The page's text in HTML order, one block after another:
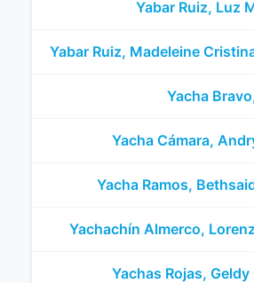
Yabar Ruiz, Luz
Yabar Ruiz, Madeleine
Yacha
Yacha Cámara,
Yacha Ramos,
Yachachín Almerco,
Yachas Rojas, Geldy